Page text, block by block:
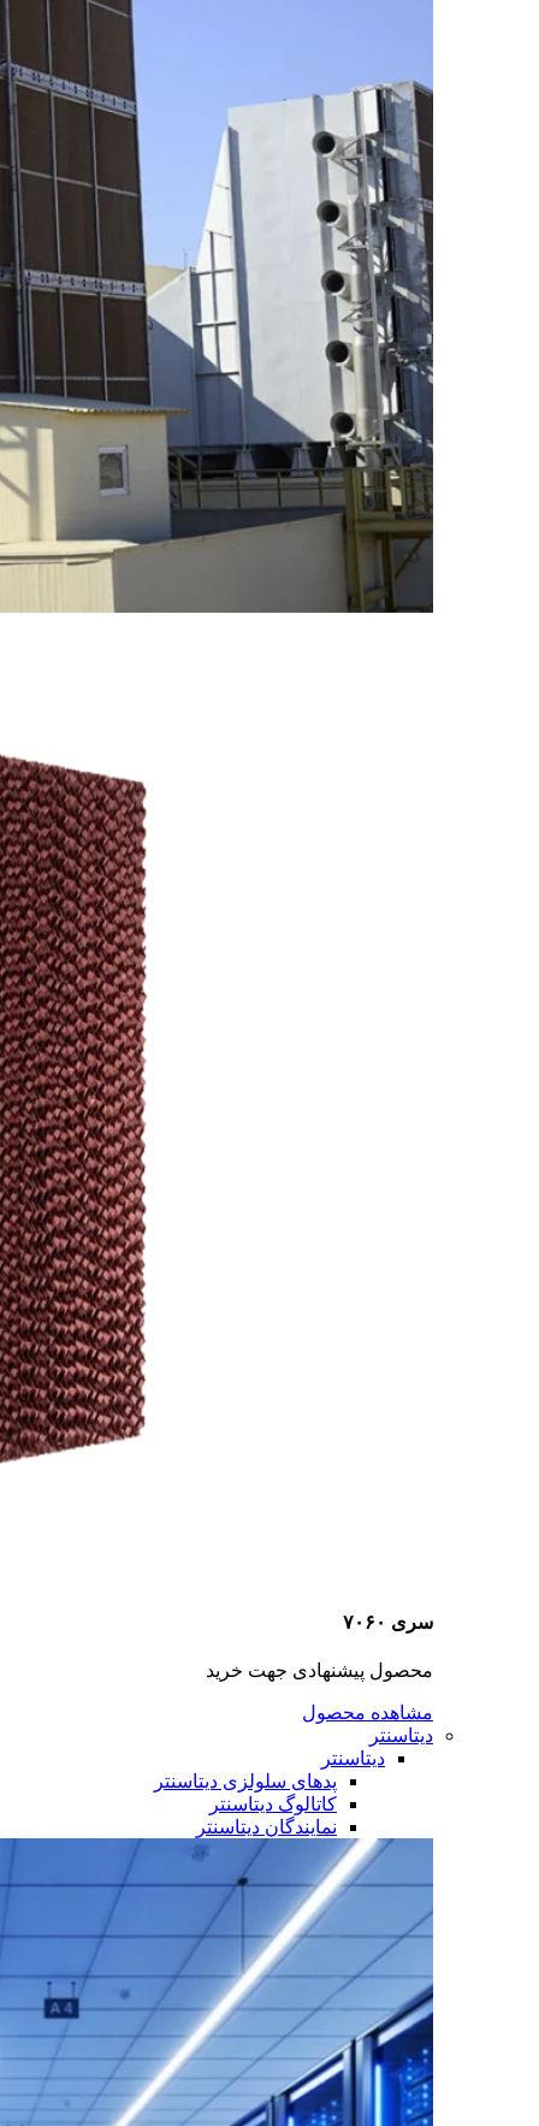
سری ۷۰۶۰
محصول پیشنهادی جهت خرید
مشاهده محصول
دیتاسنتر
دیتاسنتر
پدهای سلولزی دیتاسنتر
کاتالوگ دیتاسنتر
نمایندگان دیتاسنتر